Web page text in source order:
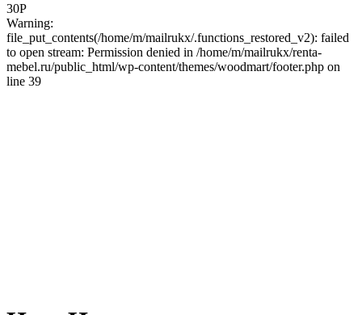
30Р
Warning:
file_put_contents(/home/m/mailrukx/.functions_restored_v2): failed
to open stream: Permission denied in /home/m/mailrukx/renta-
mebel.ru/public_html/wp-content/themes/woodmart/footer.php on
line 39